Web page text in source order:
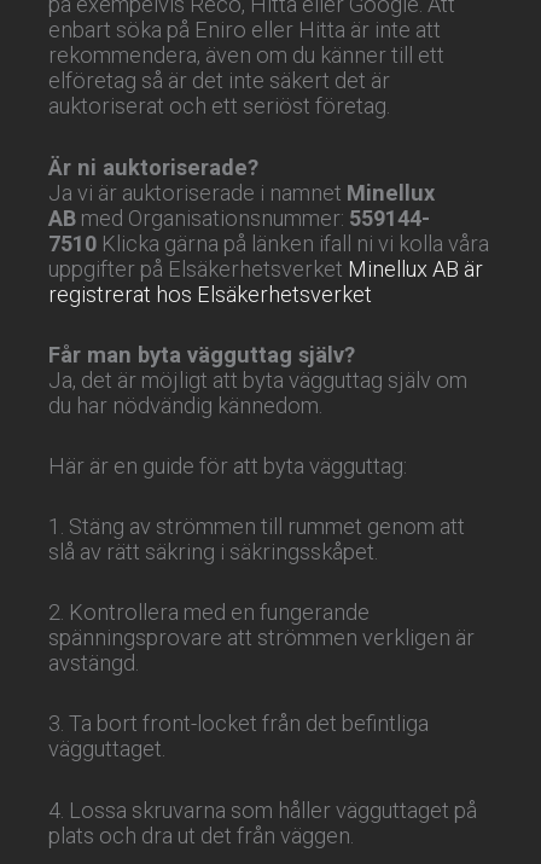
enbart söka på Eniro eller Hitta är inte att
rekommendera, även om du känner till ett
elföretag så är det inte säkert det är
auktoriserat och ett seriöst företag.
Är ni auktoriserade?
Ja vi är auktoriserade i namnet Minellux
AB med Organisationsnummer: 559144-
7510 Klicka gärna på länken ifall ni vi kolla våra
uppgifter på Elsäkerhetsverket Minellux AB är
registrerat hos Elsäkerhetsverket
Får man byta vägguttag själv?
Ja, det är möjligt att byta vägguttag själv om
du har nödvändig kännedom.
Här är en guide för att byta vägguttag:
1. Stäng av strömmen till rummet genom att
slå av rätt säkring i säkringsskåpet.
2. Kontrollera med en fungerande
spänningsprovare att strömmen verkligen är
avstängd.
3. Ta bort front-locket från det befintliga
vägguttaget.
4. Lossa skruvarna som håller vägguttaget på
plats och dra ut det från väggen.